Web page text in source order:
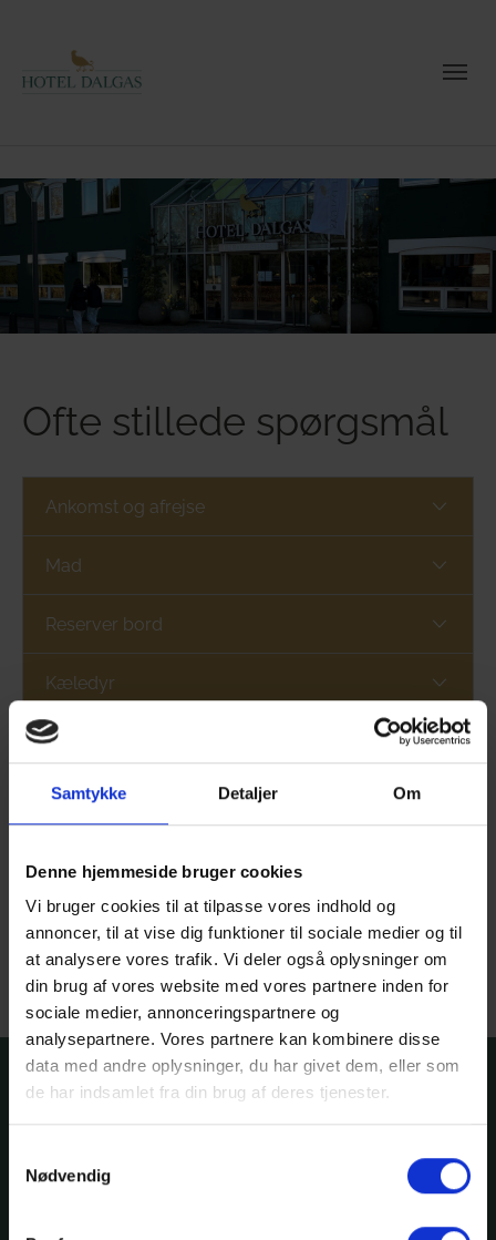
Samtykke Detaljer Om
Denne hjemmeside bruger cookies
Vi bruger cookies til at tilpasse vores indhold og
annoncer, til at vise dig funktioner til sociale medier og til
at analysere vores trafik. Vi deler også oplysninger om
din brug af vores website med vores partnere inden for
sociale medier, annonceringspartnere og
analysepartnere. Vores partnere kan kombinere disse
data med andre oplysninger, du har givet dem, eller som
de har indsamlet fra din brug af deres tjenester.
Nødvendig
Ofte stillede spørgsmål
Ankomst og afrejse
Mad
Reserver bord
Kæledyr
Rygning
Parkering / elbil
Transportmuligheder
Motion
Hotel Dalgas
DK-7330 Brande